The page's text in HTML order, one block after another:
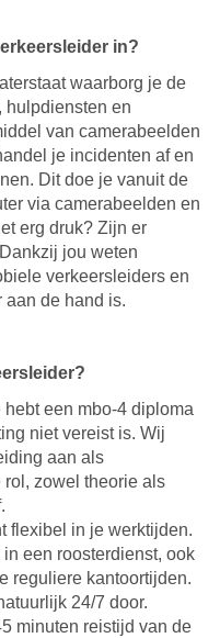
in?
waarborg je de
hulpdiensten en
van camerabeelden
je incidenten af en
Dit doe je vanuit de
via camerabeelden en
erg druk? Zijn er
jou weten
verkeersleiders en
aan de hand is.
hebt een mbo-4 diploma
niet vereist is. Wij
aan als
zowel theorie als
flexibel in je werktijden.
een roosterdienst, ook
reguliere kantoortijden.
24/7 door.
minuten reistijd van de